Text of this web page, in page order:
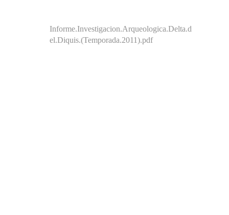
Informe.Investigacion.Arqueologica.Delta.d
el.Diquis.(Temporada.2011).pdf